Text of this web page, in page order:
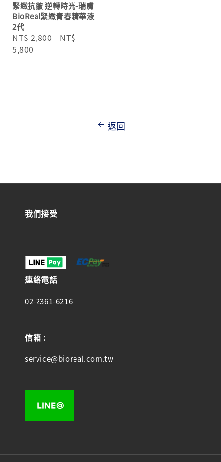
緊緻抗皺 逆轉時光-瑞膚
BioReal緊緻青春精華液
2代
Regular
price
NT$ 2,800 - NT$
5,800
返回
我們接受
連絡電話
02-2361-6216
信箱 :
service@bioreal.com.tw